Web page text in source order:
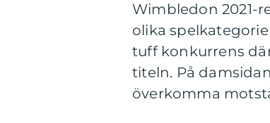
Wimbledon 2021-
olika
tuff konkurrens
titeln. På
överkomma